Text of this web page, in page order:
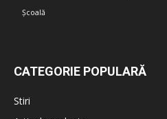
Școală
CATEGORIE POPULARĂ
Stiri